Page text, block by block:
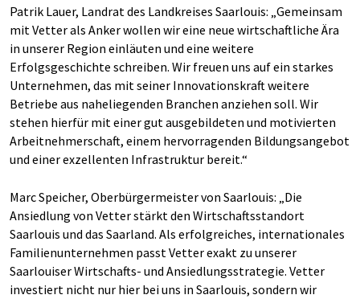
Patrik Lauer, Landrat des Landkreises Saarlouis: „Gemeinsam
mit Vetter als Anker wollen wir eine neue wirtschaftliche Ära
in unserer Region einläuten und eine weitere
Erfolgsgeschichte schreiben. Wir freuen uns auf ein starkes
Unternehmen, das mit seiner Innovationskraft weitere
Betriebe aus naheliegenden Branchen anziehen soll. Wir
stehen hierfür mit einer gut ausgebildeten und motivierten
Arbeitnehmerschaft, einem hervorragenden Bildungsangebot
und einer exzellenten Infrastruktur bereit.“
Marc Speicher, Oberbürgermeister von Saarlouis: „Die
Ansiedlung von Vetter stärkt den Wirtschaftsstandort
Saarlouis und das Saarland. Als erfolgreiches, internationales
Familienunternehmen passt Vetter exakt zu unserer
Saarlouiser Wirtschafts- und Ansiedlungsstrategie. Vetter
investiert nicht nur hier bei uns in Saarlouis, sondern wir